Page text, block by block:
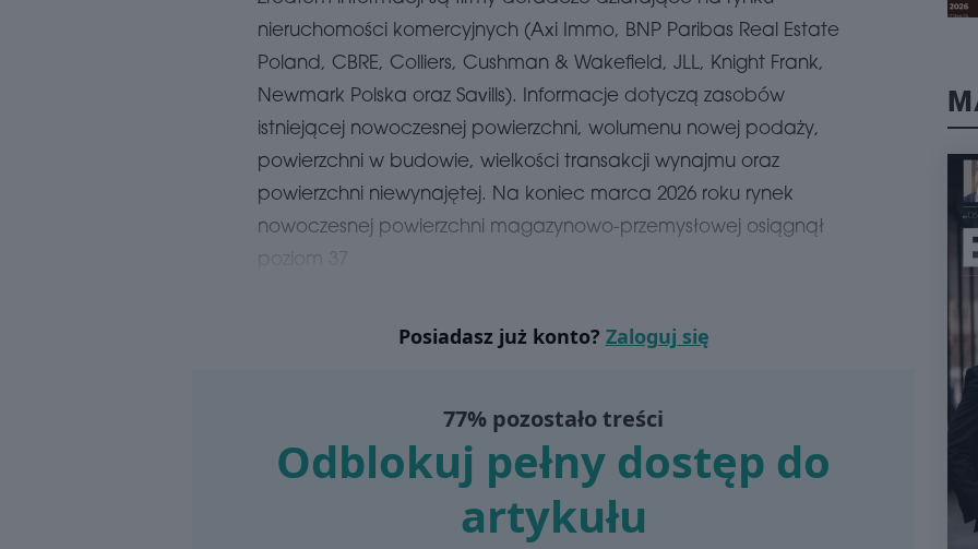
nieruchomości komercyjnych (Axi Immo, BNP Paribas Real Estate
Poland, CBRE, Colliers, Cushman & Wakefield, JLL, Knight Frank,
Newmark Polska oraz Savills). Informacje dotyczą zasobów
istniejącej nowoczesnej powierzchni, wolumenu nowej podaży,
powierzchni w budowie, wielkości transakcji wynajmu oraz
powierzchni niewynajętej. Na koniec marca 2026 roku rynek
nowoczesnej powierzchni magazynowo-przemysłowej osiągnął
Posiadasz już konto? Zaloguj się
77% pozostało treści
Odblokuj pełny dostęp do
artykułu
na
tej